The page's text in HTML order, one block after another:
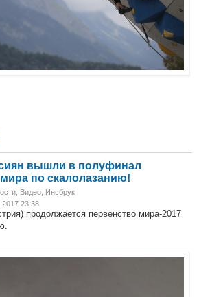
вышли в полуфинал
по скалолазанию!
Видео Инсбрук
23:38
продолжается первенство мира-2017